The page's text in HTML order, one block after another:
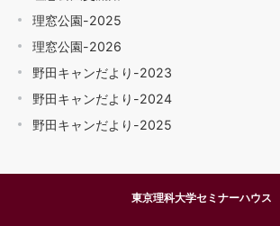
理窓公園-2025
理窓公園-2026
野田キャンだより-2023
野田キャンだより-2024
野田キャンだより-2025
東京理科大学セミナーハウス